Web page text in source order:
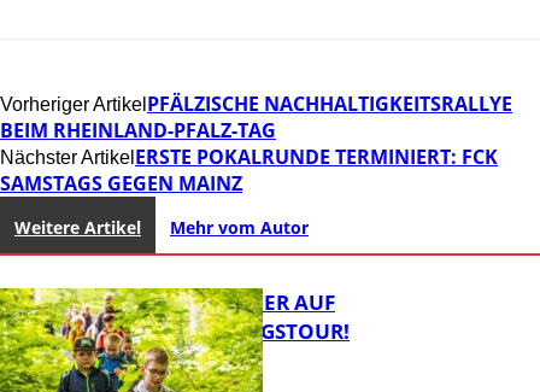
Vorheriger Artikel PFÄLZISCHE NACHHALTIGKEITSRALLYE
BEIM RHEINLAND-PFALZ-TAG
Nächster Artikel ERSTE POKALRUNDE TERMINIERT: FCK
SAMSTAGS GEGEN MAINZ
Weitere Artikel Mehr vom Autor
MIT DEM JÄGER AUF
ENTDECKUNGSTOUR!